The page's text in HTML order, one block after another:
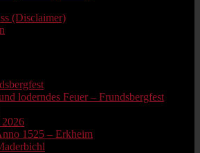
(Disclaimer)
loderndes Feuer – Frundsbergfest
1525 – Erkheim